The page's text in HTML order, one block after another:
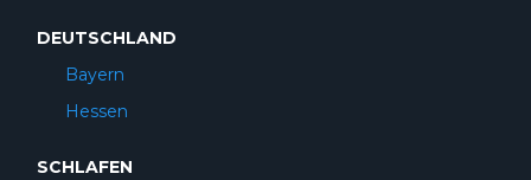
DEUTSCHLAND
Bayern
Hessen
SCHLAFEN